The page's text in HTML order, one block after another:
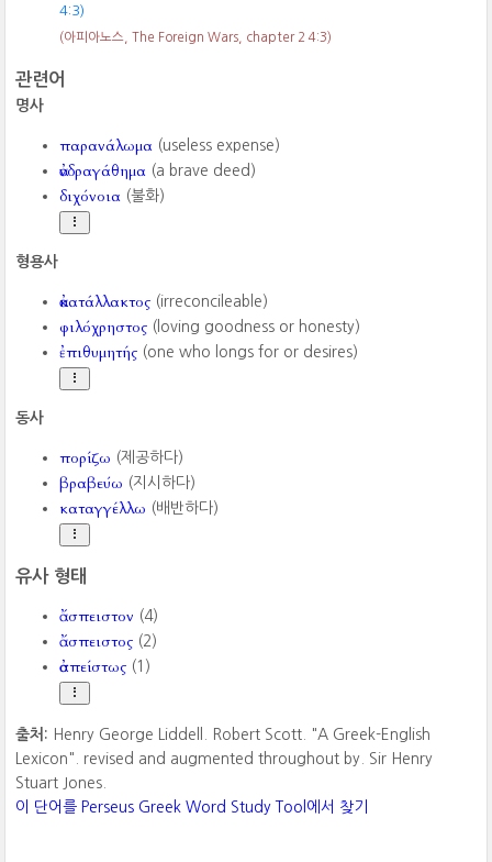
4:3)
(아피아노스, The Foreign Wars, chapter 2 4:3)
관련어
명사
παρανάλωμα (useless expense)
ἀνδραγάθημα (a brave deed)
διχόνοια (불화)
형용사
ἀκατάλλακτος (irreconcileable)
φιλόχρηστος (loving goodness or honesty)
ἐπιθυμητής (one who longs for or desires)
동사
πορίζω (제공하다)
βραβεύω (지시하다)
καταγγέλλω (배반하다)
유사 형태
ἄσπειστον (4)
ἄσπειστος (2)
ἀσπείστως (1)
출처: Henry George Liddell. Robert Scott. "A Greek-English
Lexicon". revised and augmented throughout by. Sir Henry
Stuart Jones.
이 단어를 Perseus Greek Word Study Tool에서 찾기